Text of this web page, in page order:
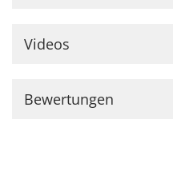
Videos
Bewertungen